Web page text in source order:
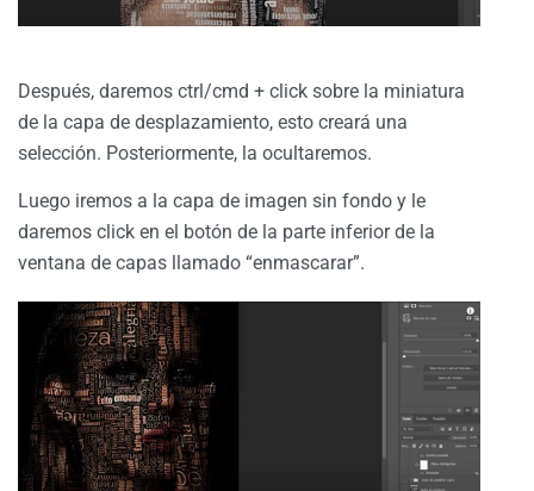
Después, daremos ctrl/cmd + click sobre la miniatura
de la capa de desplazamiento, esto creará una
selección. Posteriormente, la ocultaremos.
Luego iremos a la capa de imagen sin fondo y le
daremos click en el botón de la parte inferior de la
ventana de capas llamado “enmascarar”.